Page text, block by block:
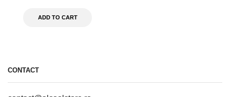
ADD TO CART
CONTACT